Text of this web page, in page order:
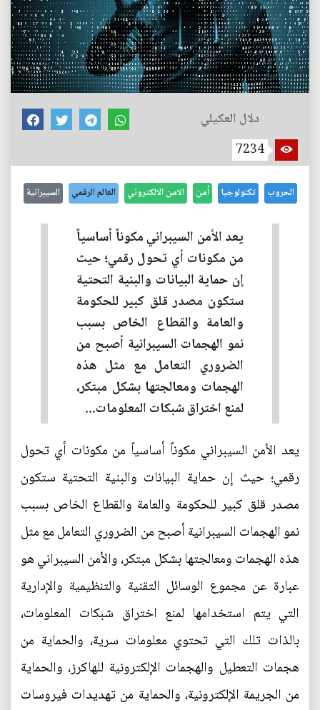
دلال العكيلي
7234
الحروب تكنولوجيا أمن الامن الالكتروني العالم الرقمي السيبرانية
يعد الأمن السيبراني مكوناً أساسياً
من مكونات أي تحول رقمي؛ حيث
إن حماية البيانات والبنية التحتية
ستكون مصدر قلق كبير للحكومة
والعامة والقطاع الخاص بسبب
نمو الهجمات السيبرانية أصبح من
الضروري التعامل مع مثل هذه
الهجمات ومعالجتها بشكل مبتكر،
لمنع اختراق شبكات المعلومات...
يعد الأمن السيبراني مكوناً أساسياً من مكونات أي تحول
رقمي؛ حيث إن حماية البيانات والبنية التحتية ستكون
مصدر قلق كبير للحكومة والعامة والقطاع الخاص بسبب
نمو الهجمات السيبرانية أصبح من الضروري التعامل مع مثل
هذه الهجمات ومعالجتها بشكل مبتكر، والأمن السيبراني هو
عبارة عن مجموع الوسائل التقنية والتنظيمية والإدارية
التي يتم استخدامها لمنع اختراق شبكات المعلومات،
بالذات تلك التي تحتوي معلومات سرية، والحماية من
هجمات التعطيل والهجمات الإلكترونية للهاكرز، والحماية
من الجريمة الإلكترونية، والحماية من تهديدات فيروسات